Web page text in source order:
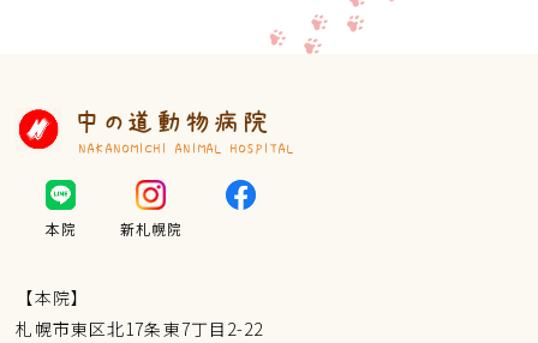
中の道動物病院
NAKANOMICHI ANIMAL HOSPITAL
本院 新札幌院
【本院】
札幌市東区北17条東7丁目2-22